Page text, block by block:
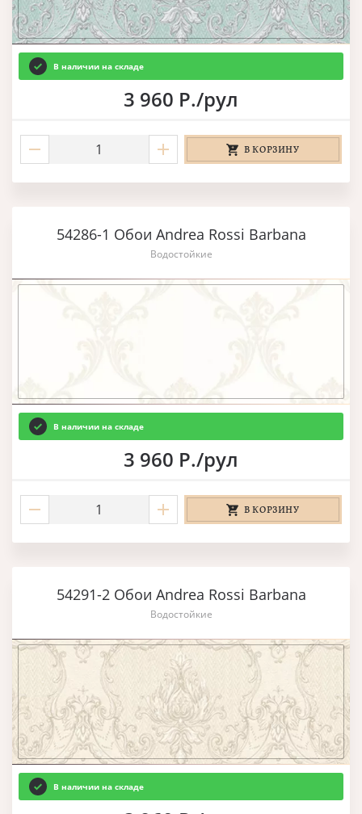
В наличии на складе
3 960 Р./рул
В КОРЗИНУ
54286-1 Обои Andrea Rossi Barbana
Водостойкие
В наличии на складе
3 960 Р./рул
В КОРЗИНУ
54291-2 Обои Andrea Rossi Barbana
Водостойкие
В наличии на складе